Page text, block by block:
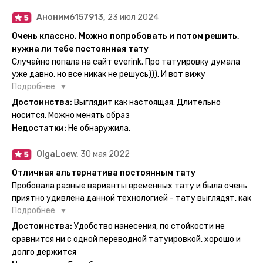
Аноним6157913, 23 июл 2024
Очень классно. Можно попробовать и потом решить,
нужна ли тебе постоянная тату
Случайно попала на сайт everink. Про татуировку думала
уже давно, но все никак не решусь))). И вот вижу
великолепный каталог everink. Тату на любой вкус.
Заказала и не пожалела. Супер. Выглядит как настоящая.
Посмотрю как булет ы носке. Обязательно закажу ещё.
Подробнее
Достоинства: Выглядит как настоящая. Длительно
носится. Можно менять образ
Недостатки: Не обнаружила.
OlgaLoew, 30 мая 2022
Отличная альтернатива постоянным тату
Пробовала разные варианты временных тату и была очень
приятно удивлена данной технологией - тату выглядят, как
настоящие, и не тускнеют больше недели даже несмотря
на контакты с водой! На сайте очень большой выбор по
тематике и размерам, быстрая доставка. Заказывала сразу
очередного рисунка у меня на руке друзья до сих пор
Подробнее
Достоинства: Удобство нанесения, по стойкости не
сравнится ни с одной переводной татуировкой, хорошо и
долго держится